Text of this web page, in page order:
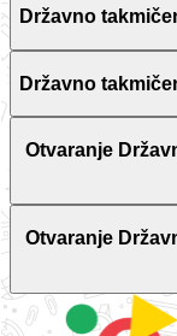
Državno
Državno
Otvaranje
Otvaranje